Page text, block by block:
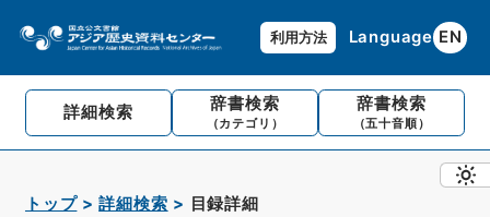
利用方法 Language EN
詳細検索 辞書検索
（カテゴリ）
辞書検索
（五十音順）
トップ 詳細検索 目録詳細